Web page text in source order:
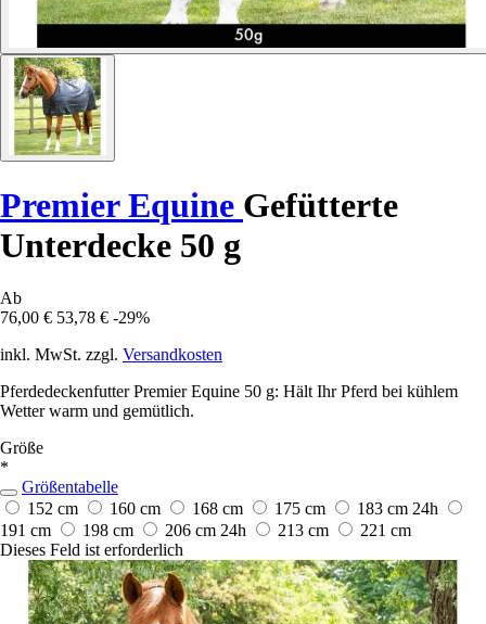
Premier Equine Gefütterte
Unterdecke 50 g
Ab
76,00 € 53,78 € -29%
inkl. MwSt. zzgl. Versandkosten
Pferdedeckenfutter Premier Equine 50 g: Hält Ihr Pferd bei kühlem
Wetter warm und gemütlich.
Größe
*
Größentabelle
152 cm
160 cm 168 cm 175 cm 183 cm 24h
191 cm
198 cm 206 cm 24h 213 cm
221 cm
Dieses Feld ist erforderlich